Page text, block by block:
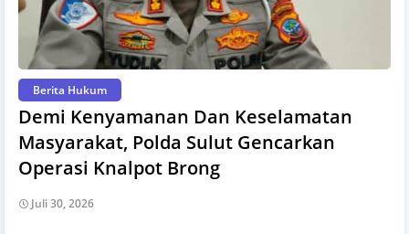
Berita Hukum
Demi Kenyamanan Dan Keselamatan
Masyarakat, Polda Sulut Gencarkan
Operasi Knalpot Brong
Juli 30, 2026